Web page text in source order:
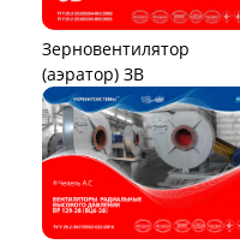
Зерновентилятор
(аэратор) ЗВ